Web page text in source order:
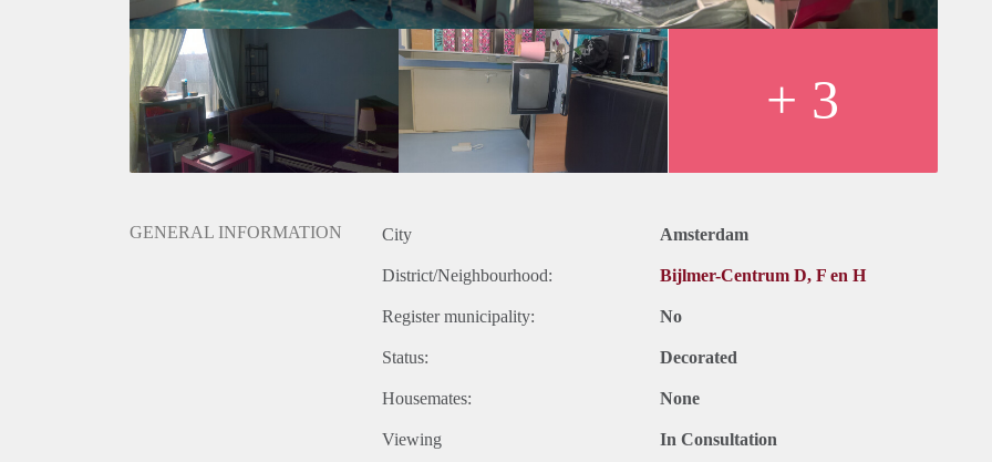
+ 3
GENERAL INFORMATION City Amsterdam
District/Neighbourhood: Bijlmer-Centrum D, F en H
Register municipality: No
Status: Decorated
Housemates: None
Viewing In Consultation